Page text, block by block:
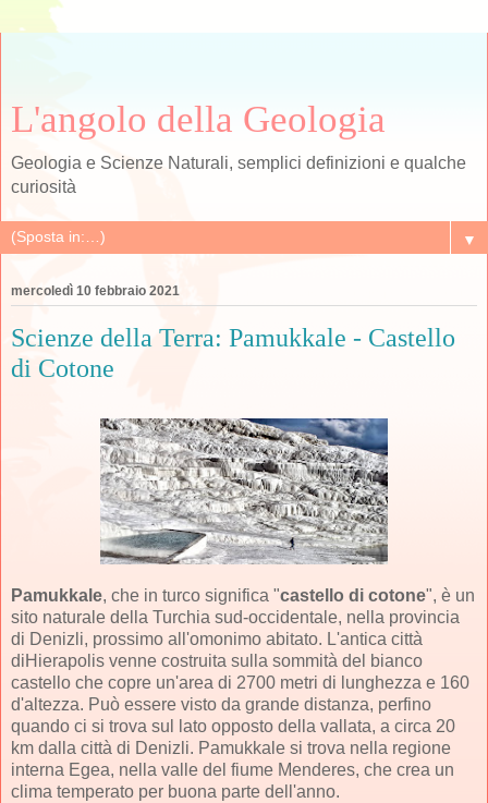
L'angolo della Geologia
Geologia e Scienze Naturali, semplici definizioni e qualche
curiosità
▼
mercoledì 10 febbraio 2021
Scienze della Terra: Pamukkale - Castello
di Cotone
Pamukkale, che in turco significa "castello di cotone", è un
sito naturale della Turchia sud-occidentale, nella provincia
di Denizli, prossimo all'omonimo abitato. L'antica città
diHierapolis venne costruita sulla sommità del bianco
castello che copre un'area di 2700 metri di lunghezza e 160
d'altezza. Può essere visto da grande distanza, perfino
quando ci si trova sul lato opposto della vallata, a circa 20
km dalla città di Denizli. Pamukkale si trova nella regione
interna Egea, nella valle del fiume Menderes, che crea un
clima temperato per buona parte dell'anno.